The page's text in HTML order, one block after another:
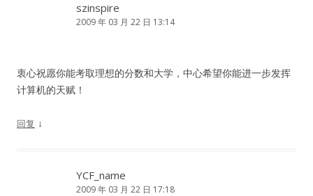
szinspire
2009 年 03 月 22 日 13:14
衷心祝愿你能考取理想的分数和大学，中心希望你能进一步发挥
计算机的天赋！
回复 ↓
YCF_name
2009 年 03 月 22 日 17:18